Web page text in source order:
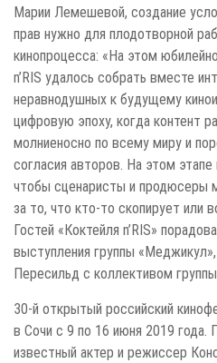
Марии Лемешевой, создание
прав нужно для плодотворной
кинопроцесса: «На этом
n’RIS удалось собрать вместе
неравнодушных к будущему
цифровую эпоху, когда контент
молниеносно по всему миру и
согласия авторов. На этом
чтобы сценаристы и продюсеры
за то, что кто-то скопирует или
Гостей «Коктейля n’RIS»
выступления группы
Пересильд с коллективом группы
30-й открытый российский
в Сочи с 9 по 16 июня 2019
известный актер и режиссер